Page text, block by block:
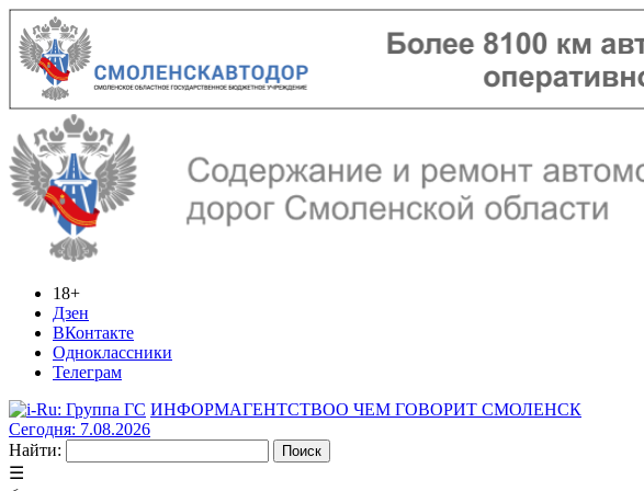
18+
Дзен
ВКонтакте
Одноклассники
Телеграм
ИНФОРМАГЕНТСТВОО ЧЕМ ГОВОРИТ СМОЛЕНСК
Сегодня: 7.08.2026
Найти:
☰